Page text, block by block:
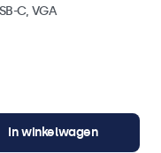
C, VGA
In winkelwagen